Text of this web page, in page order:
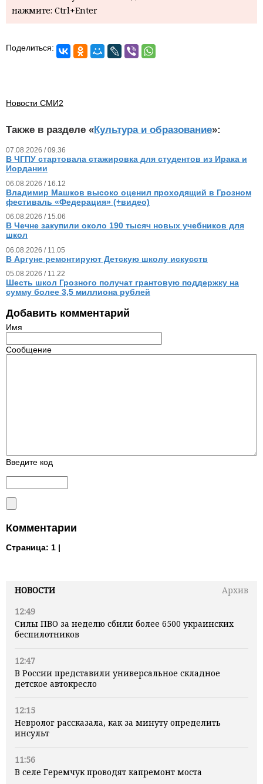
НОВОСТИ
Архив
12:49
Силы ПВО за неделю сбили более 6500 украинских
беспилотников
12:47
В России представили универсальное складное
детское автокресло
12:15
Невролог рассказала, как за минуту определить
инсульт
11:56
В селе Геремчук проводят капремонт моста
нажмите: Ctrl+Enter
Поделиться:
Новости СМИ2
Также в разделе «Культура и образование»:
07.08.2026 / 09.36
В ЧГПУ стартовала стажировка для студентов из Ирака и
Иордании
06.08.2026 / 16.12
Владимир Машков высоко оценил проходящий в Грозном
фестиваль «Федерация» (+видео)
06.08.2026 / 15.06
В Чечне закупили около 190 тысяч новых учебников для
школ
06.08.2026 / 11.05
В Аргуне ремонтируют Детскую школу искусств
05.08.2026 / 11.22
Шесть школ Грозного получат грантовую поддержку на
сумму более 3,5 миллиона рублей
Добавить комментарий
Имя
Сообщение
Введите код
Комментарии
Страница: 1 |